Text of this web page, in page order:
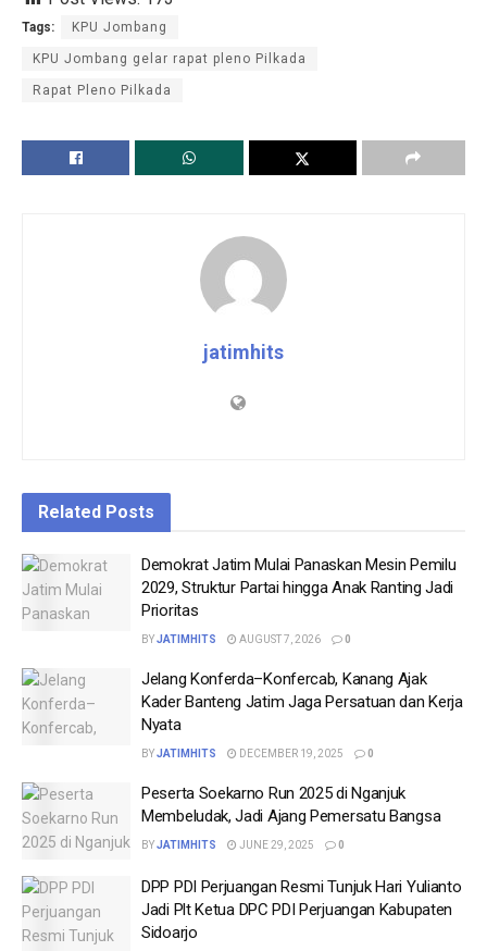
Tags: KPU Jombang
KPU Jombang gelar rapat pleno Pilkada
Rapat Pleno Pilkada
jatimhits
Related Posts
Demokrat Jatim Mulai Panaskan Mesin Pemilu
2029, Struktur Partai hingga Anak Ranting Jadi
Prioritas
BYJATIMHITS AUGUST 7, 2026 0
Jelang Konferda–Konfercab, Kanang Ajak
Kader Banteng Jatim Jaga Persatuan dan Kerja
Nyata
BYJATIMHITS DECEMBER 19, 2025 0
Peserta Soekarno Run 2025 di Nganjuk
Membeludak, Jadi Ajang Pemersatu Bangsa
BYJATIMHITS JUNE 29, 2025 0
DPP PDI Perjuangan Resmi Tunjuk Hari Yulianto
Jadi Plt Ketua DPC PDI Perjuangan Kabupaten
Sidoarjo